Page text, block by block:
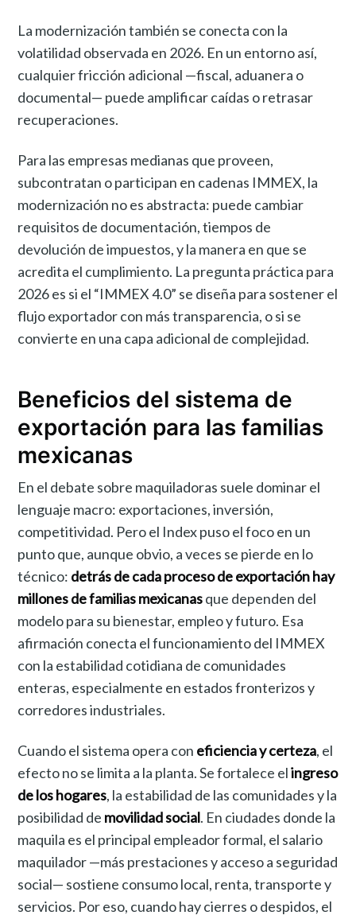
La modernización también se conecta con la
volatilidad observada en 2026. En un entorno así,
cualquier fricción adicional —fiscal, aduanera o
documental— puede amplificar caídas o retrasar
recuperaciones.
Para las empresas medianas que proveen,
subcontratan o participan en cadenas IMMEX, la
modernización no es abstracta: puede cambiar
requisitos de documentación, tiempos de
devolución de impuestos, y la manera en que se
acredita el cumplimiento. La pregunta práctica para
2026 es si el “IMMEX 4.0” se diseña para sostener el
flujo exportador con más transparencia, o si se
convierte en una capa adicional de complejidad.
Beneficios del sistema de
exportación para las familias
mexicanas
En el debate sobre maquiladoras suele dominar el
lenguaje macro: exportaciones, inversión,
competitividad. Pero el Index puso el foco en un
punto que, aunque obvio, a veces se pierde en lo
técnico: detrás de cada proceso de exportación hay
millones de familias mexicanasque dependen del
modelo para su bienestar, empleo y futuro. Esa
afirmación conecta el funcionamiento del IMMEX
con la estabilidad cotidiana de comunidades
enteras, especialmente en estados fronterizos y
corredores industriales.
Cuando el sistema opera con eficiencia y certeza, el
efecto no se limita a la planta. Se fortalece elingreso
de los hogares, la estabilidad de las comunidades y la
posibilidad de movilidad social. En ciudades donde la
maquila es el principal empleador formal, el salario
maquilador —más prestaciones y acceso a seguridad
social— sostiene consumo local, renta, transporte y
servicios. Por eso, cuando hay cierres o despidos, el